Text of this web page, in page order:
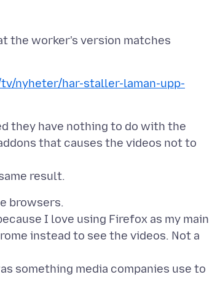
the worker's version matches
nyheter/har-staller-laman-upp-
they have nothing to do with the
that causes the videos not to
browsers.
I love using Firefox as my main
instead to see the videos. Not a
something media companies use to